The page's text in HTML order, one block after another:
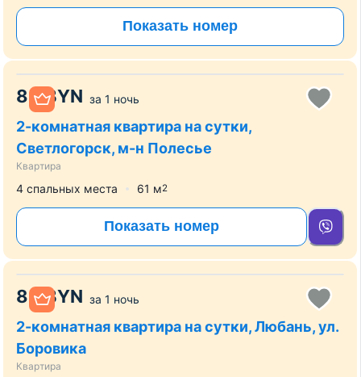
Показать номер
80 BYN за 1 ночь
2-комнатная квартира на сутки,
Светлогорск, м-н Полесье
Квартира
4 спальных места 61 м2
Показать номер
80 BYN за 1 ночь
2-комнатная квартира на сутки, Любань, ул.
Боровика
Квартира